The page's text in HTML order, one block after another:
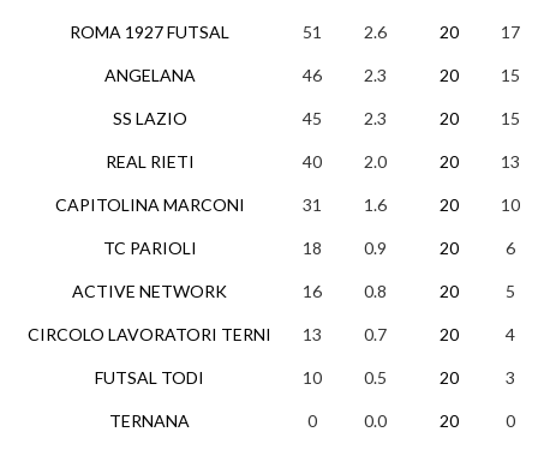
ROMA 1927 FUTSAL
ANGELANA
SS LAZIO
REAL RIETI
CAPITOLINA MARCONI
TC PARIOLI
ACTIVE NETWORK
CIRCOLO LAVORATORI TERNI
FUTSAL TODI
TERNANA
51 2.6 20 17
46 2.3 20 15
45 2.3 20 15
40 2.0 20 13
31 1.6 20 10
18 0.9 20 6
16 0.8 20 5
13 0.7 20 4
10 0.5 20 3
0 0.0 20 0